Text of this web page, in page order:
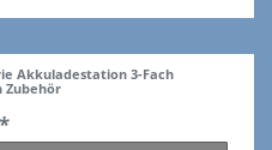
Akkuladestation 3-Fach
Zubehör